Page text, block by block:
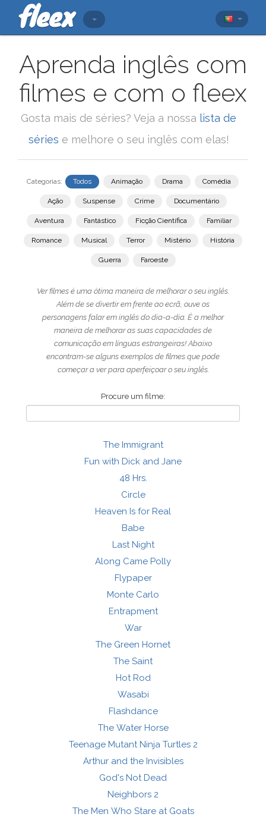
Aprenda inglês com
filmes e com o fleex
Gosta mais de séries? Veja a nossa lista de
séries e melhore o seu inglês com elas!
Categorias: Todos Animação Drama Comédia
Ação Suspense Crime Documentário
Aventura Fantástico Ficção Científica Familiar
Romance Musical Terror Mistério História
Guerra Faroeste
Ver filmes é uma ótima maneira de melhorar o seu inglês.
Além de se divertir em frente ao ecrã, ouve os
personagens falar em inglês do dia-a-dia. É a melhor
maneira de melhorar as suas capacidades de
comunicação em línguas estrangeiras! Abaixo
encontram-se alguns exemplos de filmes que pode
começar a ver para aperfeiçoar o seu inglês.
Procure um filme:
The Immigrant
Fun with Dick and Jane
48 Hrs.
Circle
Heaven Is for Real
Babe
Last Night
Along Came Polly
Flypaper
Monte Carlo
Entrapment
War
The Green Hornet
The Saint
Hot Rod
Wasabi
Flashdance
The Water Horse
Teenage Mutant Ninja Turtles 2
Arthur and the Invisibles
God's Not Dead
Neighbors 2
The Men Who Stare at Goats